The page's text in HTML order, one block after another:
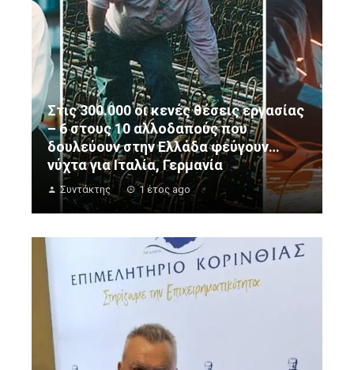
Στις 300.000 οι κενές θέσεις εργασίας
– 6 στους 10 αλλοδαπούς που
δουλεύουν στην Ελλάδα φεύγουν…
νύχτα για Ιταλία, Γερμανία
Συντάκτης 1 έτος ago